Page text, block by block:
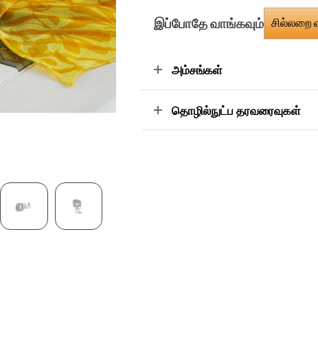
இப்போதே வாங்கவும் சில்லறை
அம்சங்கள்
தொழில்நுட்ப தரவரைவுகள்